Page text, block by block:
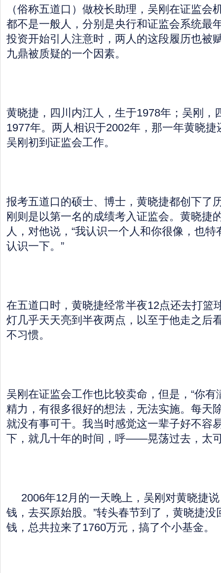
（俗称五道口）做校长助理，吴刚在证监会
都不是一般人，分别是央行和证监会系统最
投资开始引人注意时，两人的这段履历也被
九鼎被质疑的一个因素。
黄晓捷，四川内江人，生于1978年；吴刚，
1977年。两人相识于2002年，那一年黄晓
吴刚初到证监会工作。
报考五道口的硕士、博士，黄晓捷都创下了
刚则是以第一名的成绩考入证监会。黄晓捷
人，对他说，“我认识一个人和你很像，也
认识一下。”
在五道口时，黄晓捷经常半夜12点还去打篮
灯几乎天天亮到半夜两点，以至于他走之后
不习惯。
吴刚在证监会工作也比较卖命，但是，“你
精力，有很多很好的想法，无法实施。每天
就没有事可干。我当时感觉这一辈子好不容
下，就几十年的时间，呼——晃荡过去，太
2006年12月的一天晚上，吴刚对黄晓捷说
钱，去买原始股。”转头春节到了，黄晓捷
钱，总共拉来了1760万元，搞了个小基金。